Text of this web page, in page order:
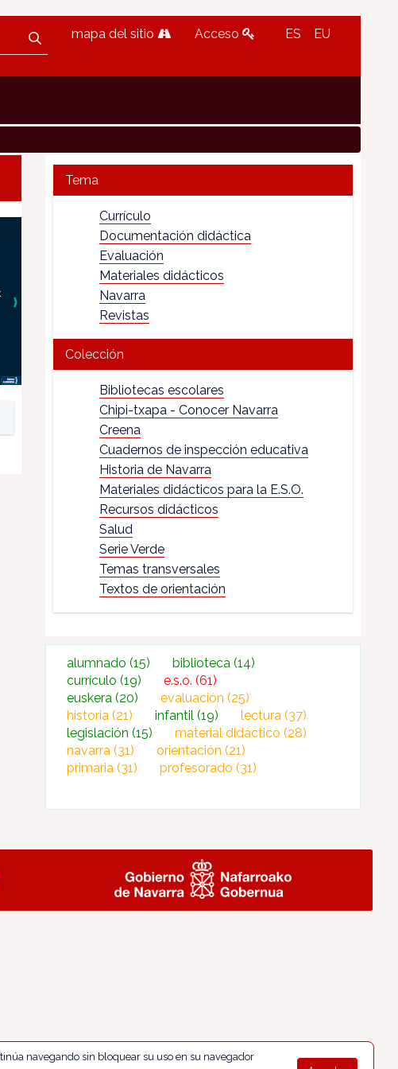
mapa del sitio Acceso ES EU
Tema
Currículo
Documentación didáctica
Evaluación
Materiales didácticos
Navarra
Revistas
Colección
Bibliotecas escolares
Chipi-txapa - Conocer Navarra
Creena
Cuadernos de inspección educativa
Historia de Navarra
Materiales didácticos para la E.S.O.
Recursos didácticos
Salud
Serie Verde
Temas transversales
Textos de orientación
alumnado(15) biblioteca(14)
currículo(19) e.s.o.(61)
euskera(20) evaluación(25)
historia(21) infantil(19) lectura(37)
legislación(15) material didáctico(28)
navarra(31) orientación(21)
primaria(31) profesorado(31)
navegando sin bloquear su uso en su navegador